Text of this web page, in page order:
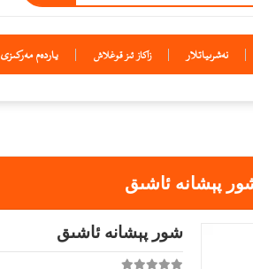
نەشرىياتلار زاكاز ئىز قوغلاش ياردەم مەركىزى
پېشانە ئاشىق
شور پېشانە ئاشىق